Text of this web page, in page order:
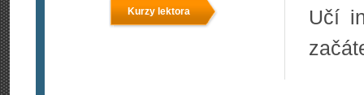
Kurzy lektora
Učí